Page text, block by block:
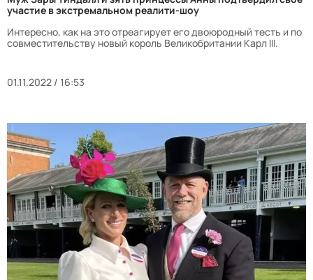
участие в экстремальном реалити-шоу
Интересно, как на это отреагирует его двоюродный тесть и по
совместительству новый король Великобритании Карл III.
01.11.2022 / 16:53